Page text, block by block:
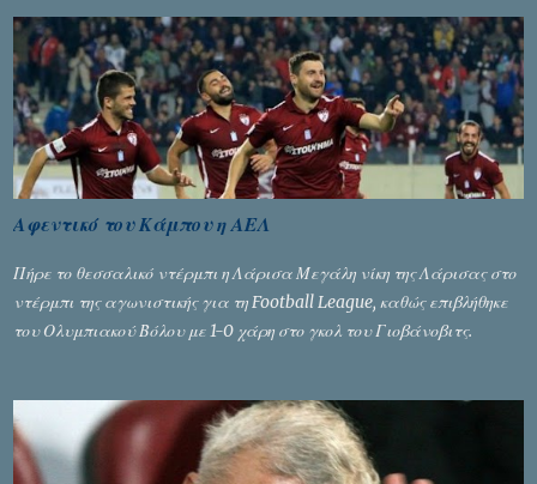
αφαίρεσης βαθμών, όπως απαιτούσαν, αφού κάτι τέτοιο δεν ήταν
εφικτό, σύμφωνα με τα στοιχεία...
Αφεντικό του Κάμπου η ΑΕΛ
Πήρε το θεσσαλικό ντέρμπι η Λάρισα Μεγάλη νίκη της Λάρισας στο
ντέρμπι της αγωνιστικής για τη Football League, καθώς επιβλήθηκε
του Ολυμπιακού Βόλου με 1-0 χάρη στο γκολ του Γιοβάνοβιτς.